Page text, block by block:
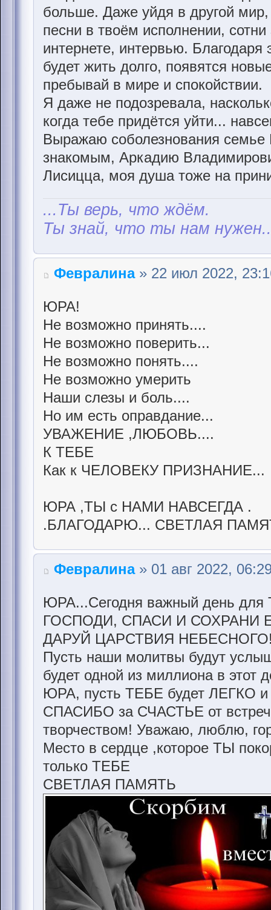
больше. Даже уйдя в другой
песни в твоём исполнении,
интернете, интервью.
будет жить долго, появятся
пребывай в мире и спокойствии.
Я даже не подозревала,
когда тебе придётся уйти...
Выражаю соболезнования
знакомым, Аркадию
Лисицца, моя душа тоже на
...Ты верь, что ждём.
Ты знай, что ты нам
Февралина» 22 июл 2022,
ЮРА!
Не возможно принять....
Не возможно поверить...
Не возможно понять....
Не возможно умерить
Наши слезы и боль....
Но им есть оправдание...
УВАЖЕНИЕ ,ЛЮБОВЬ....
К ТЕБЕ
Как к ЧЕЛОВЕКУ ПРИЗНАНИЕ...
ЮРА ,ТЫ с НАМИ НАВСЕГДА .
.БЛАГОДАРЮ... СВЕТЛАЯ
Февралина» 01 авг 2022,
ЮРА...Сегодня важный день
ГОСПОДИ, СПАСИ И СОХРАНИ
ДАРУЙ ЦАРСТВИЯ
Пусть наши молитвы будут
будет одной из миллиона в этот
ЮРА, пусть ТЕБЕ будет ЛЕГКО
СПАСИБО за СЧАСТЬЕ от
творчеством! Уважаю, люблю,
Место в сердце ,которое ТЫ
только ТЕБЕ
СВЕТЛАЯ ПАМЯТЬ